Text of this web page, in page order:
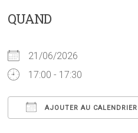
QUAND
21/06/2026
17:00 - 17:30
AJOUTER AU CALENDRIER